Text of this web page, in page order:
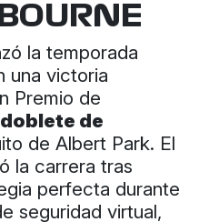
la temporada
una victoria
Premio de
doblete de
de Albert Park. El
la carrera tras
perfecta durante
seguridad virtual,